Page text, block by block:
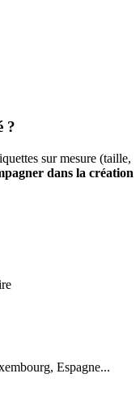
?
sur mesure (taille,
dans la création
Espagne...